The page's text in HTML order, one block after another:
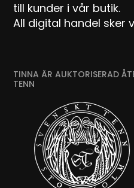
till kunder i vår butik.
All digital handel sker
TINNA ÄR AUKTORISERAD
TENN